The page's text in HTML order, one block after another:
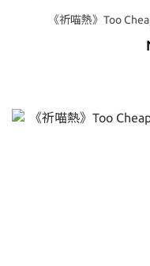
《祈喵熱》Too